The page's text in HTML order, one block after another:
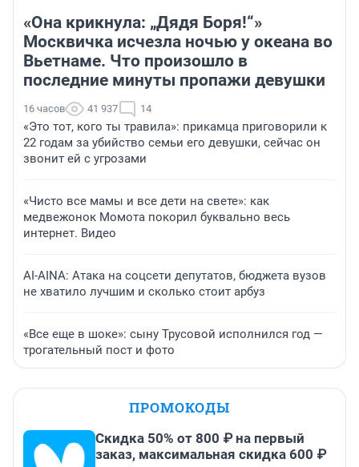
«Она крикнула: „Дядя Боря!“»
Москвичка исчезла ночью у океана во
Вьетнаме. Что произошло в
последние минуты пропажи девушки
16 часов 41 937 14
«Это тот, кого ты травила»: прикамца приговорили к
22 годам за убийство семьи его девушки, сейчас он
звонит ей с угрозами
«Чисто все мамы и все дети на свете»: как
медвежонок Момота покорил буквально весь
интернет. Видео
AI-AINA: Атака на соцсети депутатов, бюджета вузов
не хватило лучшим и сколько стоит арбуз
«Все еще в шоке»: сыну Трусовой исполнился год —
трогательный пост и фото
ПРОМОКОДЫ
Скидка 50% от 800 ₽ на первый
заказ, максимальная скидка 600 ₽